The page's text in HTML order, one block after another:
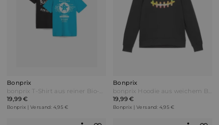
Bonprix
19,99 €
Bonprix | Versand: 4,95 €
Bonprix
19,99 €
Bonprix | Versand: 4,95 €